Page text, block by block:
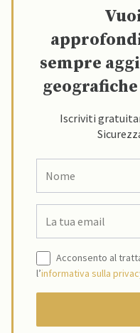
sempre
Iscriviti
Acconsento al
l’informativa sulla